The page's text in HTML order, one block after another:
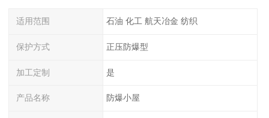
适用范围 石油 化工 航天冶金 纺织
保护方式 正压防爆型
加工定制 是
产品名称 防爆小屋